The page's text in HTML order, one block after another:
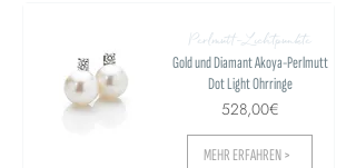
Perlmutt-Lichtpunkte
Gold und Diamant Akoya-Perlmutt
Dot Light Ohrringe
528,00€
MEHR ERFAHREN >